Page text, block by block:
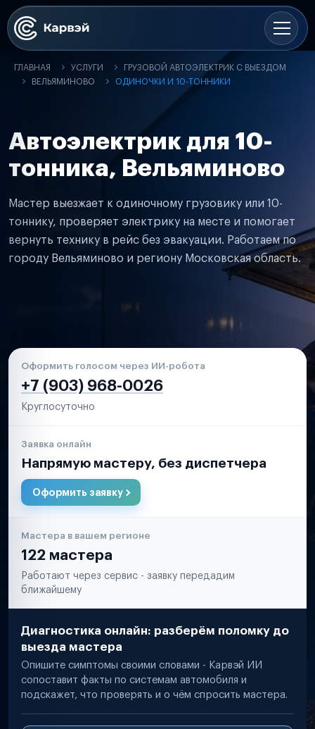
ГЛАВНАЯ УСЛУГИ
ГРУЗОВОЙ АВТОЭЛЕКТРИК С ВЫЕЗДОМ
ВЕЛЬЯМИНОВО
ОДИНОЧКИ И 10-ТОННИКИ
Автоэлектрик для 10-
тонника, Вельяминово
Мастер выезжает к одиночному грузовику или 10-
тоннику, проверяет электрику на месте и помогает
вернуть технику в рейс без эвакуации. Работаем по
городу Вельяминово и региону Московская область.
Оформить голосом через ИИ-робота
+7 (903) 968-0026
Круглосуточно
Заявка онлайн
Напрямую мастеру, без диспетчера
Оформить заявку
Мастера в вашем регионе
122 мастера
Работают через сервис - заявку передадим
ближайшему
Диагностика онлайн: разберём поломку до
выезда мастера
Опишите симптомы своими словами - Карвэй ИИ
сопоставит факты по системам автомобиля и
подскажет, что проверять и о чём спросить мастера.